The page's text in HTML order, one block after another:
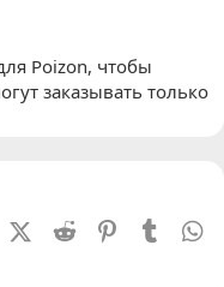
Poizon, чтобы
заказывать только
FacebookX (Twitter)
Reddit PinterestTumblr
почта